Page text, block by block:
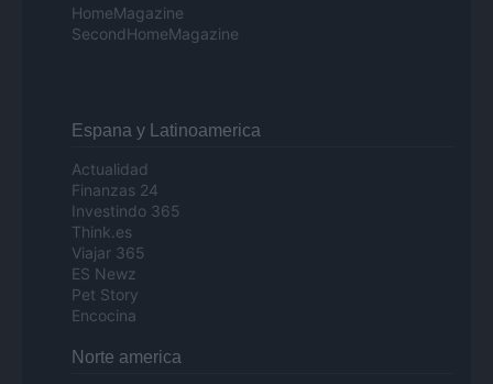
HomeMagazine
SecondHomeMagazine
Espana y Latinoamerica
Actualidad
Finanzas 24
Investindo 365
Think.es
Viajar 365
ES Newz
Pet Story
Encocina
Norte america